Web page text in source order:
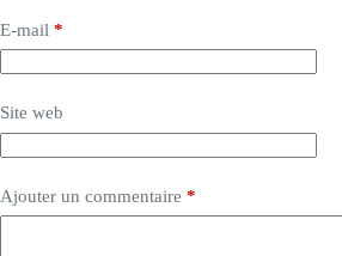
E-mail *
Site web
Ajouter un commentaire *